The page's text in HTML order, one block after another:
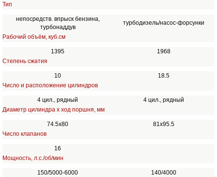
Тип
непосредств. впрыск бензина,
турбонаддув
турбодизель/насос-форсунки
Рабочий объём, куб.см
1395
1968
Степень сжатия
10
18.5
Число и расположение цилиндров
4 цил., рядный
4 цил., рядный
Диаметр цилиндра х ход поршня, мм
74.5x80
81х95.5
Число клапанов
16
Мощность, л.с./об/мин
150/5000-6000
140/4000